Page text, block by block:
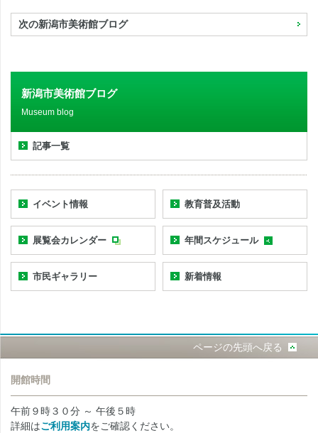
次の新潟市美術館ブログ
新潟市美術館ブログ
Museum blog
記事一覧
イベント情報 教育普及活動
展覧会カレンダー 年間スケジュール
市民ギャラリー 新着情報
ページの先頭へ戻る
開館時間
午前９時３０分 ～ 午後５時
詳細はご利用案内をご確認ください。